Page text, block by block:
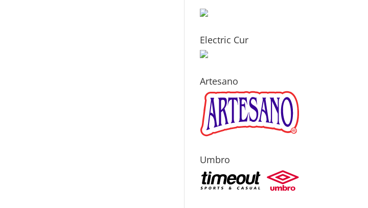
Electric Cur
Artesano
Umbro